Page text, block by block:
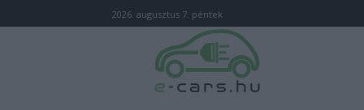
2026. augusztus 7. péntek